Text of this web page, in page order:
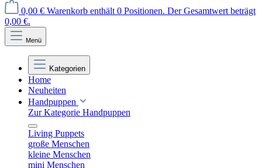
0,00 € Warenkorb enthält 0 Positionen. Der Gesamtwert beträgt
0,00 €.
Menü
Kategorien
Home
Neuheiten
Handpuppen
Zur Kategorie Handpuppen
Living Puppets
große Menschen
kleine Menschen
mini Menschen